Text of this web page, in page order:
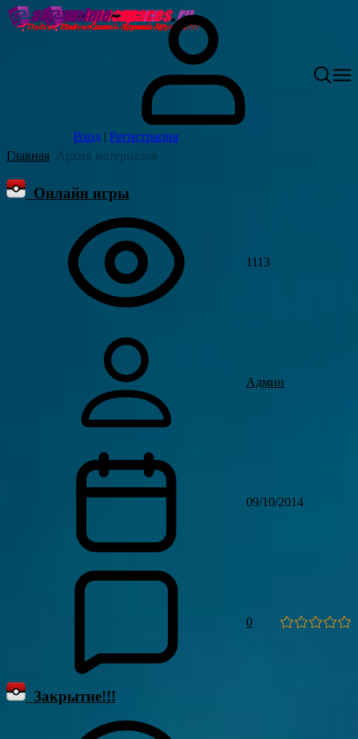
Вход | Регистрация
Главная Архив материалов
Онлайн игры
1113
Админ
09/10/2014
0
Закрытие!!!